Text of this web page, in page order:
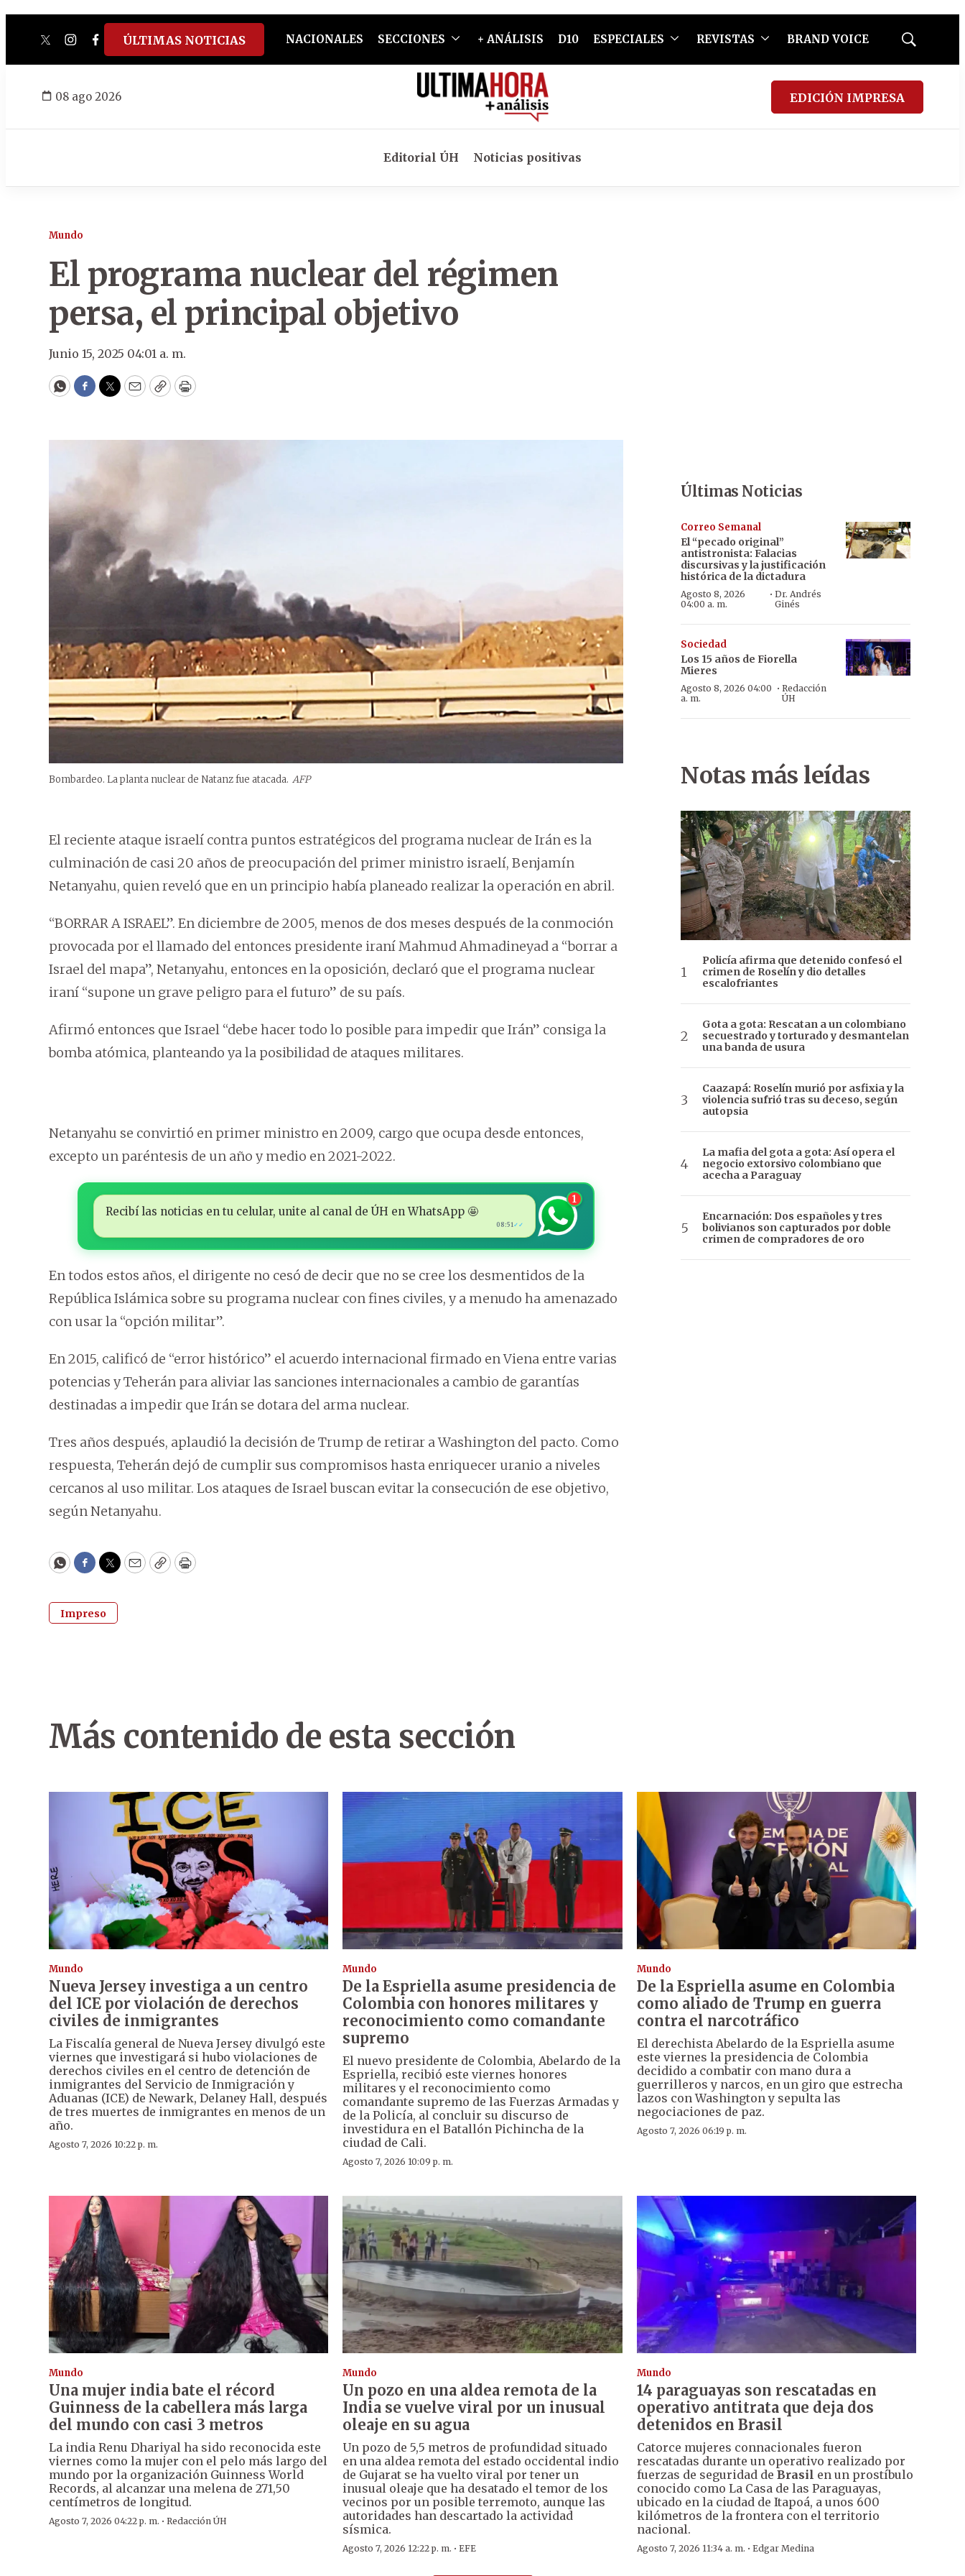
twitterinstagram
facebook
tiktokyoutube
spotify
ÚLTIMAS NOTICIAS NACIONALES SECCIONES + ANÁLISIS D10 ESPECIALES REVISTAS BRAND VOICE
Mostrar
08 ago 2026 EDICIÓN IMPRESA
Editorial ÚH Noticias positivas
Mundo
El programa nuclear del régimen
persa, el principal objetivo
Junio 15, 2025 04:01 a. m.
WhatsApp
Facebook
Twitter
EmailCopyPrint
Bombardeo. La planta nuclear de Natanz fue atacada. AFP
El reciente ataque israelí contra puntos estratégicos del programa nuclear de Irán es la
culminación de casi 20 años de preocupación del primer ministro israelí, Benjamín
Netanyahu, quien reveló que en un principio había planeado realizar la operación en abril.
“BORRAR A ISRAEL”. En diciembre de 2005, menos de dos meses después de la conmoción
provocada por el llamado del entonces presidente iraní Mahmud Ahmadineyad a “borrar a
Israel del mapa”, Netanyahu, entonces en la oposición, declaró que el programa nuclear
iraní “supone un grave peligro para el futuro” de su país.
Afirmó entonces que Israel “debe hacer todo lo posible para impedir que Irán” consiga la
bomba atómica, planteando ya la posibilidad de ataques militares.
Netanyahu se convirtió en primer ministro en 2009, cargo que ocupa desde entonces,
excepto un paréntesis de un año y medio en 2021-2022.
Recibí las noticias en tu celular, unite al canal de ÚH en WhatsApp 🤩
08:51✓✓
1
En todos estos años, el dirigente no cesó de decir que no se cree los desmentidos de la
República Islámica sobre su programa nuclear con fines civiles, y a menudo ha amenazado
con usar la “opción militar”.
En 2015, calificó de “error histórico” el acuerdo internacional firmado en Viena entre varias
potencias y Teherán para aliviar las sanciones internacionales a cambio de garantías
destinadas a impedir que Irán se dotara del arma nuclear.
Tres años después, aplaudió la decisión de Trump de retirar a Washington del pacto. Como
respuesta, Teherán dejó de cumplir sus compromisos hasta enriquecer uranio a niveles
cercanos al uso militar. Los ataques de Israel buscan evitar la consecución de ese objetivo,
según Netanyahu.
WhatsApp
Facebook
Twitter
EmailCopyPrint
Impreso
Últimas Noticias
Correo Semanal
El “pecado original”
antistronista: Falacias
discursivas y la justificación
histórica de la dictadura
Agosto 8, 2026
04:00 a. m.
·Dr. Andrés
Ginés
Sociedad
Los 15 años de Fiorella
Mieres
Agosto 8, 2026 04:00
a. m.
· Redacción
ÚH
Notas más leídas
Policía afirma que detenido confesó el
crimen de Roselín y dio detalles
escalofriantes
Gota a gota: Rescatan a un colombiano
secuestrado y torturado y desmantelan
una banda de usura
Caazapá: Roselín murió por asfixia y la
violencia sufrió tras su deceso, según
autopsia
La mafia del gota a gota: Así opera el
negocio extorsivo colombiano que
acecha a Paraguay
Encarnación: Dos españoles y tres
bolivianos son capturados por doble
crimen de compradores de oro
Más contenido de esta sección
Mundo
Nueva Jersey investiga a un centro
del ICE por violación de derechos
civiles de inmigrantes
La Fiscalía general de Nueva Jersey divulgó este
viernes que investigará si hubo violaciones de
derechos civiles en el centro de detención de
inmigrantes del Servicio de Inmigración y
Aduanas (ICE) de Newark, Delaney Hall, después
de tres muertes de inmigrantes en menos de un
año.
Agosto 7, 2026 10:22 p. m.
Mundo
De la Espriella asume presidencia de
Colombia con honores militares y
reconocimiento como comandante
supremo
El nuevo presidente de Colombia, Abelardo de la
Espriella, recibió este viernes honores
militares y el reconocimiento como
comandante supremo de las Fuerzas Armadas y
de la Policía, al concluir su discurso de
investidura en el Batallón Pichincha de la
ciudad de Cali.
Agosto 7, 2026 10:09 p. m.
Mundo
De la Espriella asume en Colombia
como aliado de Trump en guerra
contra el narcotráfico
El derechista Abelardo de la Espriella asume
este viernes la presidencia de Colombia
decidido a combatir con mano dura a
guerrilleros y narcos, en un giro que estrecha
lazos con Washington y sepulta las
negociaciones de paz.
Agosto 7, 2026 06:19 p. m.
Mundo
Una mujer india bate el récord
Guinness de la cabellera más larga
del mundo con casi 3 metros
La india Renu Dhariyal ha sido reconocida este
viernes como la mujer con el pelo más largo del
mundo por la organización Guinness World
Records, al alcanzar una melena de 271,50
centímetros de longitud.
Agosto 7, 2026 04:22 p. m. · Redacción ÚH
Mundo
Un pozo en una aldea remota de la
India se vuelve viral por un inusual
oleaje en su agua
Un pozo de 5,5 metros de profundidad situado
en una aldea remota del estado occidental indio
de Gujarat se ha vuelto viral por tener un
inusual oleaje que ha desatado el temor de los
vecinos por un posible terremoto, aunque las
autoridades han descartado la actividad
sísmica.
Agosto 7, 2026 12:22 p. m. ·EFE
Mundo
14 paraguayas son rescatadas en
operativo antitrata que deja dos
detenidos en Brasil
Catorce mujeres connacionales fueron
rescatadas durante un operativo realizado por
fuerzas de seguridad de Brasil en un prostíbulo
conocido como La Casa de las Paraguayas,
ubicado en la ciudad de Itapoá, a unos 600
kilómetros de la frontera con el territorio
nacional.
Agosto 7, 2026 11:34 a. m. · Edgar Medina